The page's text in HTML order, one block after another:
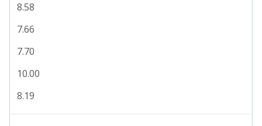
8.58
7.66
7.70
10.00
8.19